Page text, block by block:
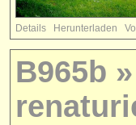
Details Herunterladen
B965b